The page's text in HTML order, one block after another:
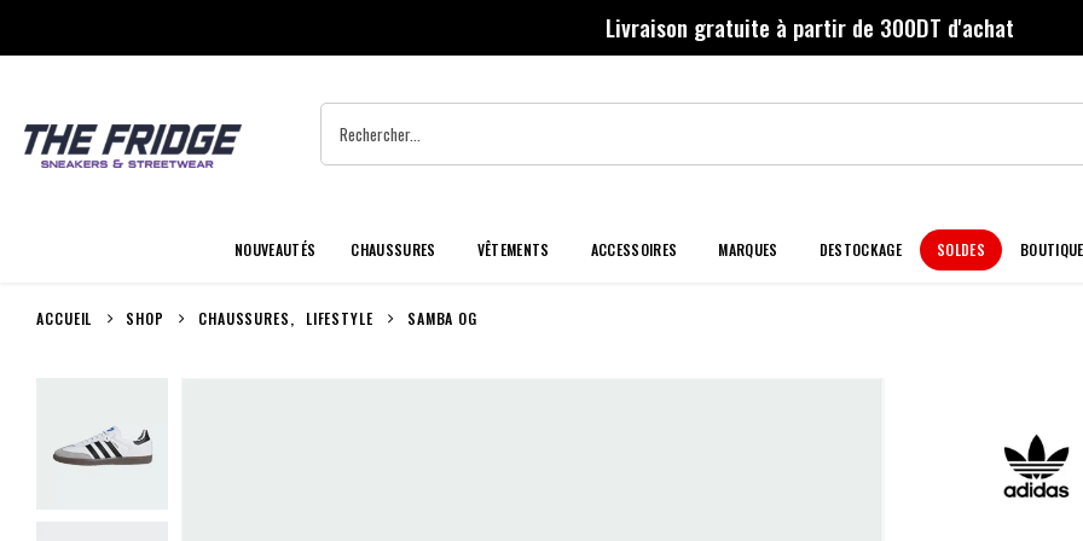
Livraison gratuite à partir de 300DT d'achat
NOUVEAUTÉS CHAUSSURES VÊTEMENTS ACCESSOIRES MARQUES DESTOCKAGE SOLDES
ACCUEIL SHOP CHAUSSURES, LIFESTYLE SAMBA OG